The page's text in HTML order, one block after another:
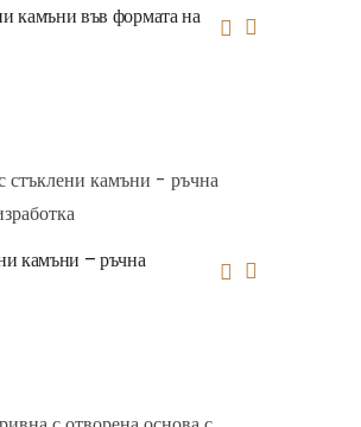
камъни във формата на
камъни – ръчна